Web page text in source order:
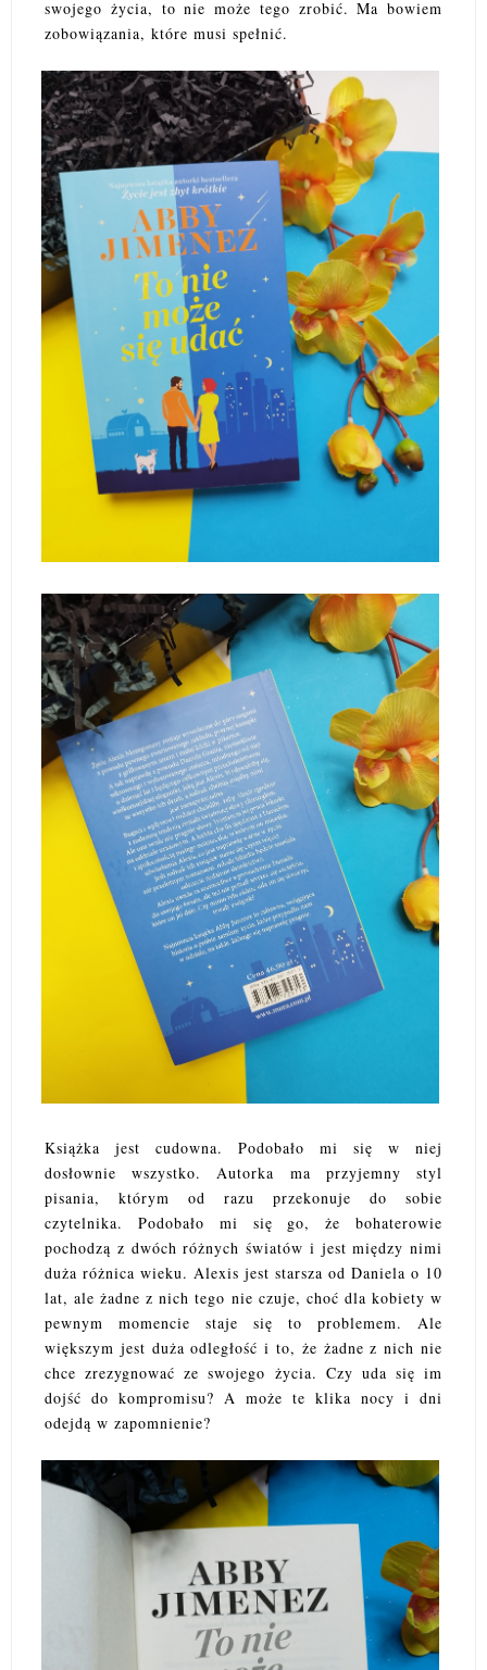
swojego życia, to nie może tego zrobić. Ma bowiem
zobowiązania, które musi spełnić.
Książka jest cudowna. Podobało mi się w niej
dosłownie wszystko. Autorka ma przyjemny styl
pisania, którym od razu przekonuje do sobie
czytelnika. Podobało mi się go, że bohaterowie
pochodzą z dwóch różnych światów i jest między nimi
duża różnica wieku. Alexis jest starsza od Daniela o 10
lat, ale żadne z nich tego nie czuje, choć dla kobiety w
pewnym momencie staje się to problemem. Ale
większym jest duża odległość i to, że żadne z nich nie
chce zrezygnować ze swojego życia. Czy uda się im
dojść do kompromisu? A może te klika nocy i dni
odejdą w zapomnienie?